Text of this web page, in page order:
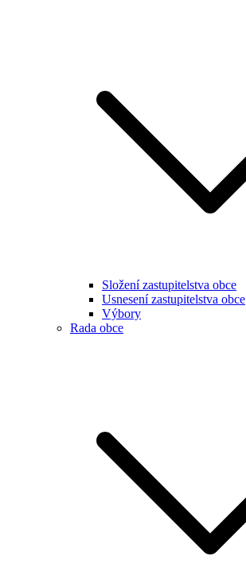
Složení zastupitelstva obce
Usnesení zastupitelstva obce
Výbory
Rada obce